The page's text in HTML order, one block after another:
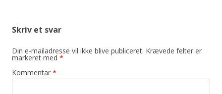
Skriv et svar
Din e-mailadresse vil ikke blive publiceret. Krævede felter er
markeret med *
Kommentar *